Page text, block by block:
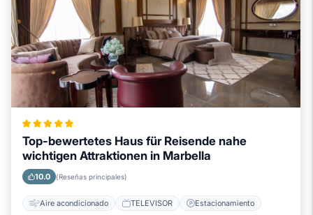
Top-bewertetes Haus für Reisende nahe
wichtigen Attraktionen in Marbella
10.0 (Reseñas principales)
Aire acondicionado TELEVISOR Estacionamiento